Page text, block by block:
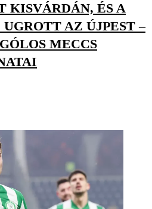
KISVÁRDÁN, ÉS A
AZ ÚJPEST –
MECCS